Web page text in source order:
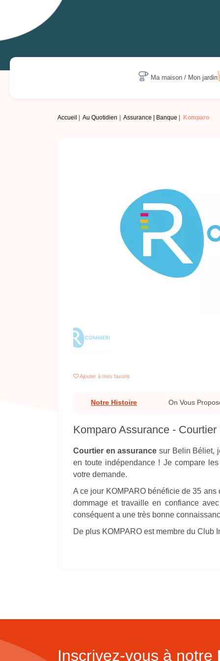
Ma maison / Mon jardin
Accueil Au Quotidien Assurance | Banque Komparo
Previous
Ajouter à mes favoris
Notre Histoire On Vous
Komparo Assurance -
Courtier en assurance sur Belin Béliet,
en toute indépendance ! ​Je compare
votre demande.
A ce jour KOMPARO bénéficie de 35
dommage et travaille en confiance
conséquent a une très bonne
De plus KOMPARO est membre du Club
Inscrivez-vous à notre